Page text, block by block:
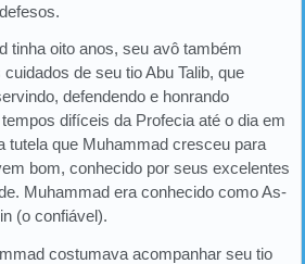
tinha oito anos, seu avô também
de seu tio Abu Talib, que
defendendo e honrando
difíceis da Profecia até o dia em
tutela que Muhammad cresceu para
bom, conhecido por seus excelentes
Muhammad era conhecido como As-
(o confiável).
costumava acompanhar seu tio